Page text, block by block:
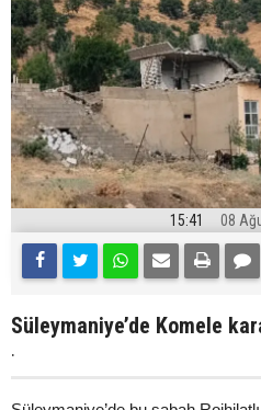
15:41 08
Süleymaniye’de Komele
.